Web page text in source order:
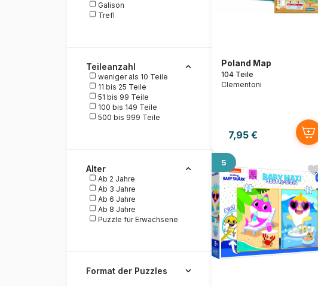
Poland Map
104 Teile
Clementoni
7,95 €
5
Galison
Trefl
Teileanzahl
weniger als 10 Teile
11 bis 25 Teile
51 bis 99 Teile
100 bis 149 Teile
500 bis 999 Teile
Alter
Ab 2 Jahre
Ab 3 Jahre
Ab 6 Jahre
Ab 8 Jahre
Puzzle für Erwachsene
Format der Puzzles